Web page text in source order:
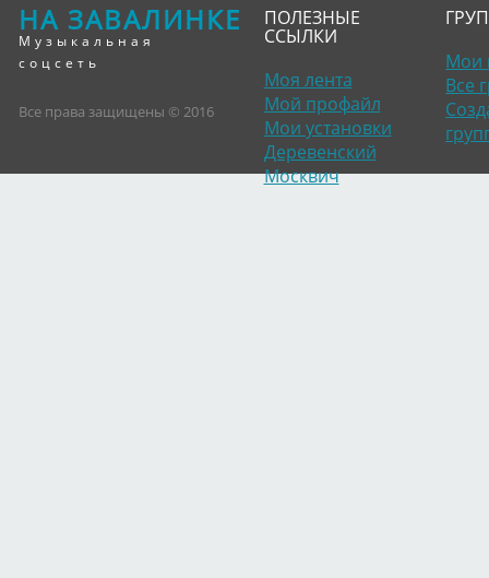
НА ЗАВАЛИНКЕ
Музыкальная
соцсеть
Все права защищены © 2016
ПОЛЕЗНЫЕ
ССЫЛКИ
Моя лента
Мой профайл
Мои установки
Деревенский
Москвич
Мои
Все